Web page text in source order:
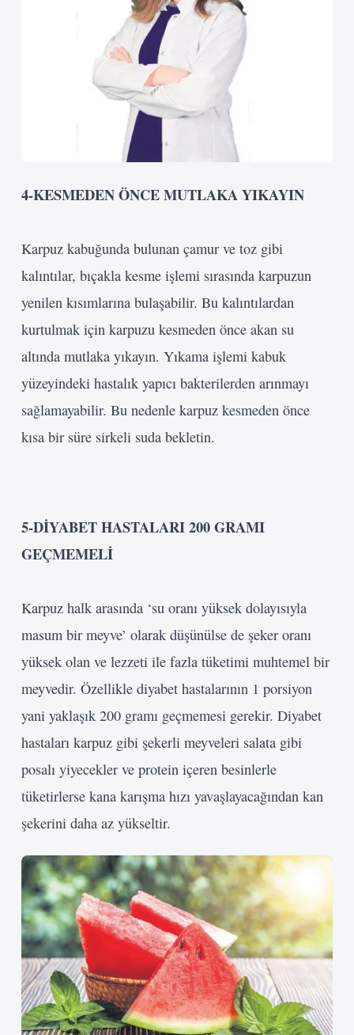
4-KESMEDEN ÖNCEMUTLAKA YIKAYIN
Karpuz kabuğunda bulunan çamur ve toz gibi
kalıntılar, bıçakla kesme işlemi sırasında karpuzun
yenilen kısımlarına bulaşabilir. Bu kalıntılardan
kurtulmak için karpuzu kesmeden önce akan su
altında mutlaka yıkayın. Yıkama işlemi kabuk
yüzeyindeki hastalık yapıcı bakterilerden arınmayı
sağlamayabilir. Bu nedenle karpuz kesmeden önce
kısa bir süre sirkeli suda bekletin.
5-DİYABET HASTALARI200 GRAMI
GEÇMEMELİ
Karpuz halk arasında ‘su oranı yüksek dolayısıyla
masum bir meyve’ olarak düşünülse de şeker oranı
yüksek olan ve lezzeti ile fazla tüketimi muhtemel bir
meyvedir. Özellikle diyabet hastalarının 1 porsiyon
yani yaklaşık 200 gramı geçmemesi gerekir. Diyabet
hastaları karpuz gibi şekerli meyveleri salata gibi
posalı yiyecekler ve protein içeren besinlerle
tüketirlerse kana karışma hızı yavaşlayacağından kan
şekerini daha az yükseltir.
Kullanıcı Adı veya E-posta
Giriş Yap